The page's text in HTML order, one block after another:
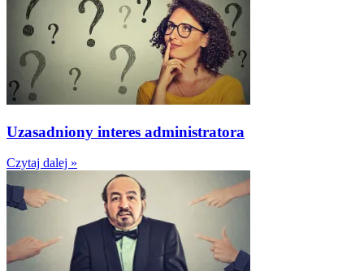
Uzasadniony interes administratora
Czytaj dalej »